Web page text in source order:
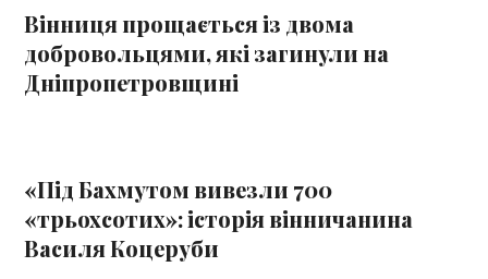
Вінниця прощається із двома
добровольцями, які загинули на
Дніпропетровщині
«Під Бахмутом вивезли 700
«трьохсотих»: історія вінничанина
Василя Коцеруби